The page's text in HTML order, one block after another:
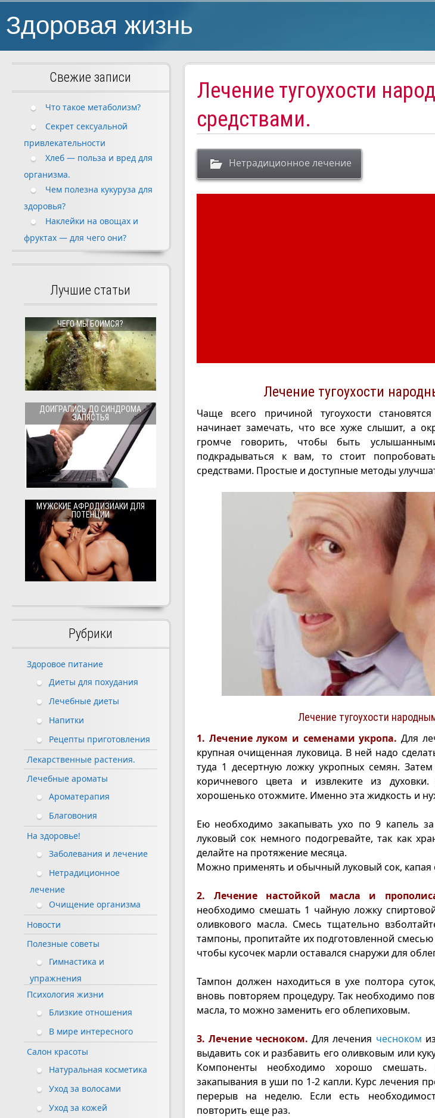
Здоровая жизнь
Лечение тугоухости
средствами.
Нетрадиционное лечение
Лечение тугоухости
Чаще всего причиной тугоухости
начинает замечать, что все хуже слышит, а
громче говорить, чтобы быть
подкрадываться к вам, то стоит
средствами. Простые и доступные методы
Лечение тугоухости
1. Лечение луком и семенами укропа. Для
крупная очищенная луковица. В ней надо
туда 1 десертную ложку укропных семян.
коричневого цвета и извлеките из
хорошенько отожмите. Именно эта жидкость и
Ею необходимо закапывать ухо по 9 капель
луковый сок немного подогревайте, так как
делайте на протяжение месяца.
Можно применять и обычный луковый сок, капая
2. Лечение настойкой масла и
необходимо смешать 1 чайную ложку
оливкового масла. Смесь тщательно
тампоны, пропитайте их подготовленной смесью
чтобы кусочек марли оставался снаружи для
Тампон должен находиться в ухе полтора
вновь повторяем процедуру. Так необходимо
масла, то можно заменить его облепиховым.
3. Лечение чесноком. Для лечения чесноком
выдавить сок и разбавить его оливковым или
Компоненты необходимо хорошо
закапывания в уши по 1-2 капли. Курс лечения
перерыв на неделю. Если есть
повторить еще раз.
Свежие записи
Что такое метаболизм?
Секрет сексуальной
привлекательности
Хлеб — польза и вред для
организма.
Чем полезна кукуруза для
здоровья?
Наклейки на овощах и
фруктах — для чего они?
Лучшие статьи
ЧЕГО МЫ БОИМСЯ?
ДОИГРАЛИСЬ ДО СИНДРОМА
ЗАПЯСТЬЯ
МУЖСКИЕ АФРОДИЗИАКИ ДЛЯ
ПОТЕНЦИИ
Рубрики
Здоровое питание
Диеты для похудания
Лечебные диеты
Напитки
Рецепты приготовления
Лекарственные растения.
Лечебные ароматы
Ароматерапия
Благовония
На здоровье!
Заболевания и лечение
Нетрадиционное
лечение
Очищение организма
Новости
Полезные советы
Гимнастика и
упражнения
Психология жизни
Близкие отношения
В мире интересного
Салон красоты
Натуральная косметика
Уход за волосами
Уход за кожей